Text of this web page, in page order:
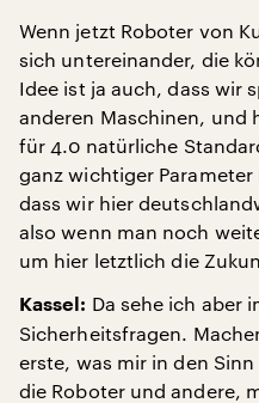
Wenn jetzt Roboter von
sich untereinander, die
Idee ist ja auch, dass wir
anderen Maschinen, und
für 4.0 natürliche
ganz wichtiger
dass wir hier
also wenn man noch
um hier letztlich die
Kassel: Da sehe ich aber
Sicherheitsfragen.
erste, was mir in den
die Roboter und andere,